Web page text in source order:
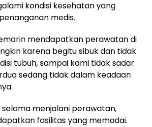
kondisi kesehatan yang
medis.
mendapatkan perawatan di
karena begitu sibuk dan tidak
tubuh, sampai kami tidak sadar
sedang tidak dalam keadaan
selama menjalani perawatan,
fasilitas yang memadai.